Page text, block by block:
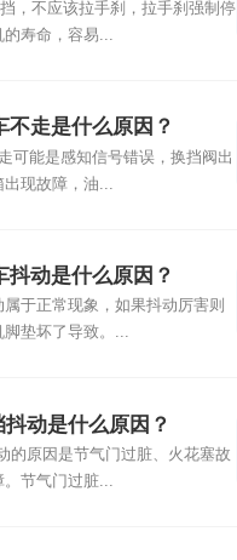
，不应该拉手刹，拉手刹强制停
寿命，容易...
不走是什么原因？
可能是感知信号错误，换挡阀出
现故障，油...
抖动是什么原因？
于正常现象，如果抖动厉害则
脚垫坏了导致。...
动是什么原因？
的原因是节气门过脏、火花塞故
。节气门过脏...